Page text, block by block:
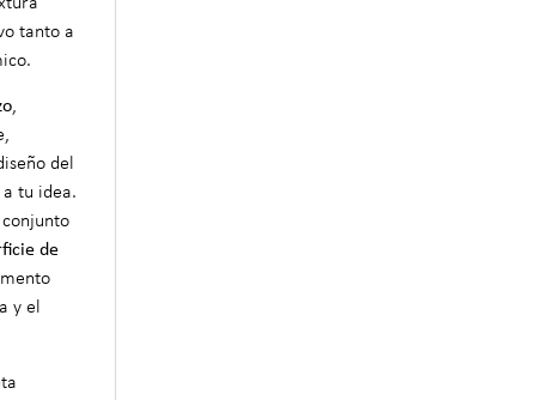
tanto a
,
del
tu idea.
de
y el